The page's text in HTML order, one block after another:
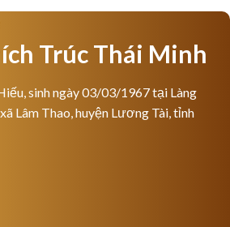
Trúc Thái Minh
sinh ngày 03/03/1967 tại Làng
Lâm Thao, huyện Lương Tài, tỉnh